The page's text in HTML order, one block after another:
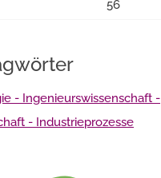
56
- Ingenieurswissenschaft -
- Industrieprozesse